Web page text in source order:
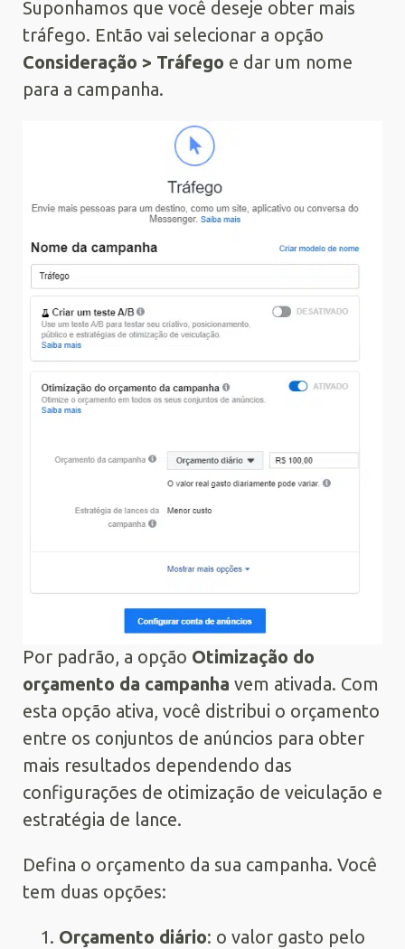
Suponhamos que você deseje obter mais
tráfego. Então vai selecionar a opção
Consideração > Tráfego e dar um nome
para a campanha.
Por padrão, a opção Otimização do
orçamento da campanha vem ativada. Com
esta opção ativa, você distribui o orçamento
entre os conjuntos de anúncios para obter
mais resultados dependendo das
configurações de otimização de veiculação e
estratégia de lance.
Defina o orçamento da sua campanha. Você
tem duas opções:
Orçamento diário: o valor gasto pelo